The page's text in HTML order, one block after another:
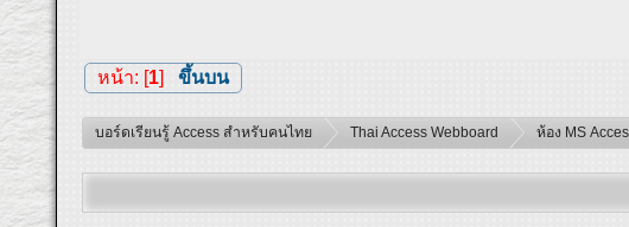
หน้า: [1] ขึ้นบน
บอร์ดเรียนรู้ Access สำหรับคนไทย Thai Access Webboard ห้อง MS